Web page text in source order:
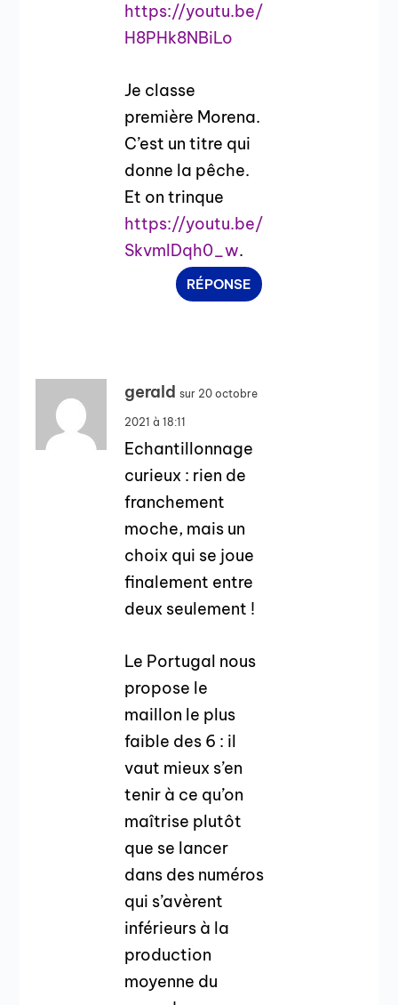
https://youtu.be/
H8PHk8NBiLo
Je classe
première Morena.
C’est un titre qui
donne la pêche.
Et on trinque
https://youtu.be/
SkvmlDqh0_w.
RÉPONSE
gerald sur 20 octobre
2021 à 18:11
Echantillonnage
curieux : rien de
franchement
moche, mais un
choix qui se joue
finalement entre
deux seulement !
Le Portugal nous
propose le
maillon le plus
faible des 6 : il
vaut mieux s’en
tenir à ce qu’on
maîtrise plutôt
que se lancer
dans des numéros
qui s’avèrent
inférieurs à la
production
moyenne du